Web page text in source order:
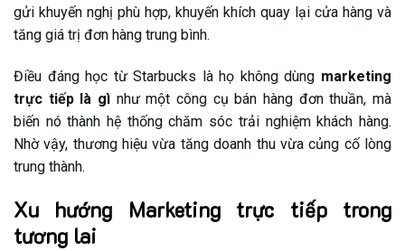
gửi khuyến nghị phù hợp, khuyến khích quay lại cửa hàng và
tăng giá trị đơn hàng trung bình.
Điều đáng học từ Starbucks là họ không dùng marketing
trực tiếp là gì như một công cụ bán hàng đơn thuần, mà
biến nó thành hệ thống chăm sóc trải nghiệm khách hàng.
Nhờ vậy, thương hiệu vừa tăng doanh thu vừa củng cố lòng
trung thành.
Xu hướng Marketing trực tiếp trong
tương lai